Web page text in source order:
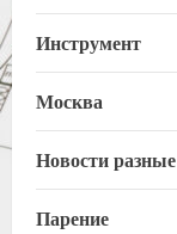
Инструмент
Москва
Новости разные
Парение